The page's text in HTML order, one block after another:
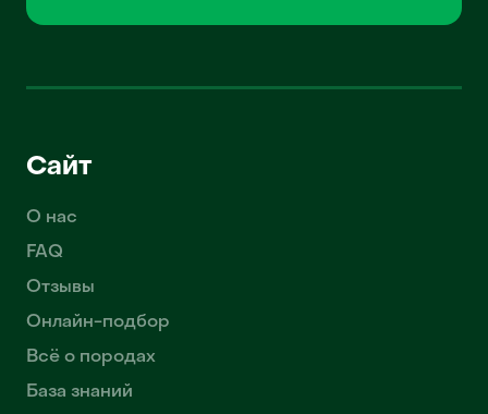
Сайт
О нас
FAQ
Отзывы
Онлайн-подбор
Всё о породах
База знаний